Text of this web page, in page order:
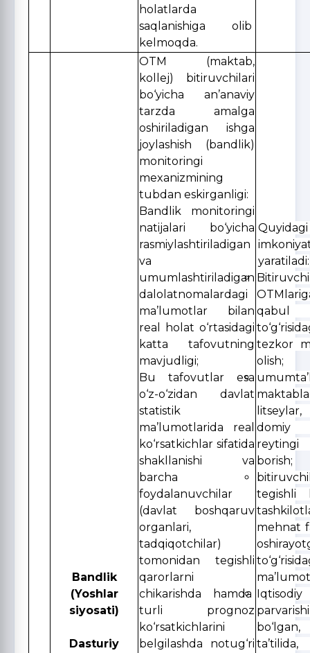
holatlarda
saqlanishiga olib
kelmoqda.
Bandlik
(Yoshlar
siyosati)
Dasturiy
OTM (maktab,
kollej) bitiruvchilari
bo‘yicha an’anaviy
tarzda amalga
oshiriladigan ishga
joylashish (bandlik)
monitoringi
mexanizmining
tubdan eskirganligi:
Bandlik monitoringi
natijalari bo‘yicha
rasmiylashtiriladigan
va
umumlashtiriladigan
dalolatnomalardagi
ma’lumotlar bilan
real holat o‘rtasidagi
katta tafovutning
mavjudligi;
Bu tafovutlar esa
o‘z-o‘zidan davlat
statistik
ma’lumotlarida real
ko‘rsatkichlar sifatida
shakllanishi va
barcha
foydalanuvchilar
(davlat boshqaruv
organlari,
tadqiqotchilar)
tomonidan tegishli
qarorlarni
chikarishda hamda
turli prognoz
ko‘rsatkichlarini
belgilashda notug‘ri
yaratiladi:
qabul
tezkor
olish;
reytingi
borish;
tegishli
mehnat
Iqtisodiy